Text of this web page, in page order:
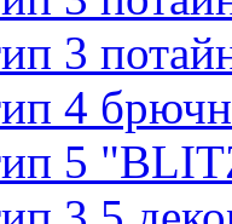
3
4
5